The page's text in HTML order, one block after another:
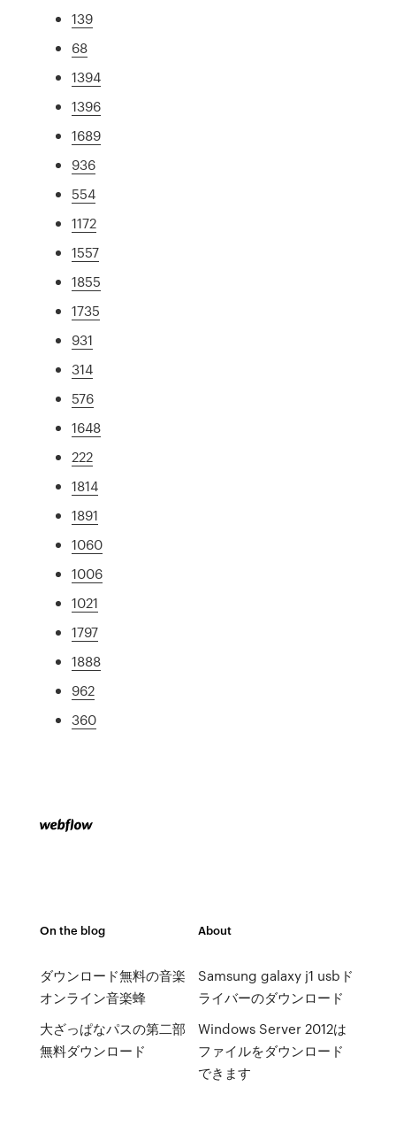
139
68
1394
1396
1689
936
554
1172
1557
1855
1735
931
314
576
1648
222
1814
1891
1060
1006
1021
1797
1888
962
360
On the blog
ダウンロード無料の音楽
オンライン音楽蜂
大ざっぱなパスの第二部
無料ダウンロード
About
Samsung galaxy j1 usbド
ライバーのダウンロード
Windows Server 2012は
ファイルをダウンロード
できます